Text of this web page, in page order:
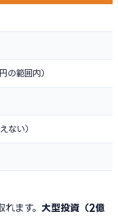
の範囲内）
ない）
ます。 大型投資（2億